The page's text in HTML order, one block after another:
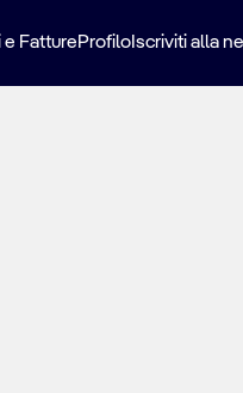
FattureProfiloIscriviti alla